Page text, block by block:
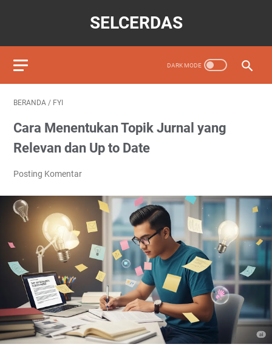
SELCERDAS
BERANDA / FYI
Cara Menentukan Topik Jurnal yang
Relevan dan Up to Date
Posting Komentar